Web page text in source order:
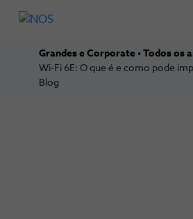
Grandes e Corporate Todos os
Wi-Fi 6E: O que é e como pode
Blog